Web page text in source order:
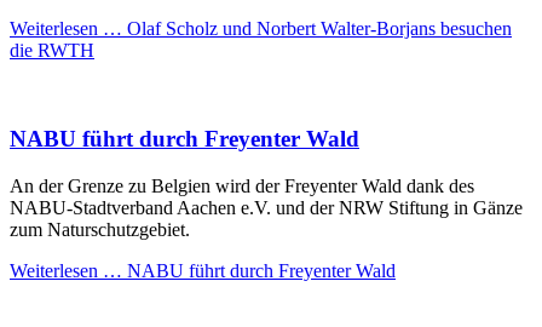
Weiterlesen … Olaf Scholz und Norbert Walter-Borjans besuchen
die RWTH
NABU führt durch Freyenter Wald
An der Grenze zu Belgien wird der Freyenter Wald dank des
NABU-Stadtverband Aachen e.V. und der NRW Stiftung in Gänze
zum Naturschutzgebiet.
Weiterlesen … NABU führt durch Freyenter Wald